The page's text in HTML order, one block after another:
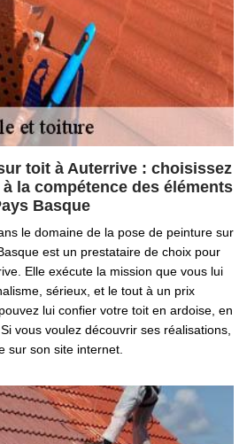
toit à Auterrive : choisissez
la compétence des éléments
Basque
le domaine de la pose de peinture sur
est un prestataire de choix pour
Elle exécute la mission que vous lui
sérieux, et le tout à un prix
lui confier votre toit en ardoise, en
vous voulez découvrir ses réalisations,
sur son site internet.